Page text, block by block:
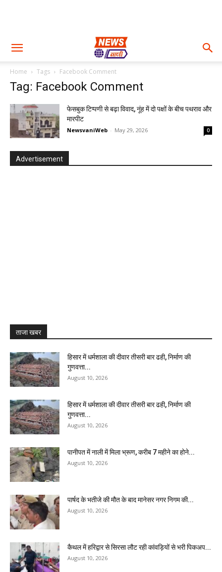
Home Tags Facebook Comment
Tag: Facebook Comment
फेसबुक टिप्पणी से बढ़ा विवाद, नूंह में दो पक्षों के बीच पथराव और
मारपीट
NewsvaniWeb - May 29, 2026 0
Advertisement
ताजा खबर
हिसार में धर्मशाला की दीवार तीसरी बार ढही, निर्माण की
गुणवत्ता...
August 10, 2026
हिसार में धर्मशाला की दीवार तीसरी बार ढही, निर्माण की
गुणवत्ता...
August 10, 2026
पानीपत में नाली में मिला भ्रूण, करीब 7 महीने का होने...
August 10, 2026
पार्षद के भतीजे की मौत के बाद मानेसर नगर निगम की...
August 10, 2026
कैथल में हरिद्वार से सिरसा लौट रही कांवड़ियों से भरी पिकअप...
August 10, 2026